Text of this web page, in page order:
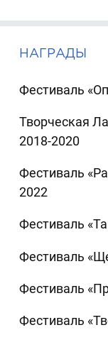
НАГРАДЫ
Фестиваль
Творческая
2018-2020
Фестиваль
2022
Фестиваль
Фестиваль
Фестиваль
Фестиваль